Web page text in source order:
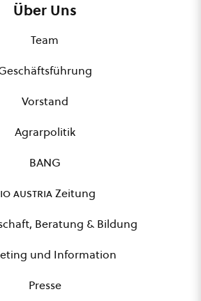
Über Uns
Team
Vorstand
Agrarpolitik
BANG
austriaZeitung
Beratung & Bildung
und Information
Presse